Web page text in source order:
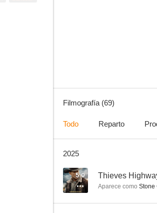
8.0
Filmografía (69)
Todo Reparto
2025
5.0 Thieves
Aparece como Stone